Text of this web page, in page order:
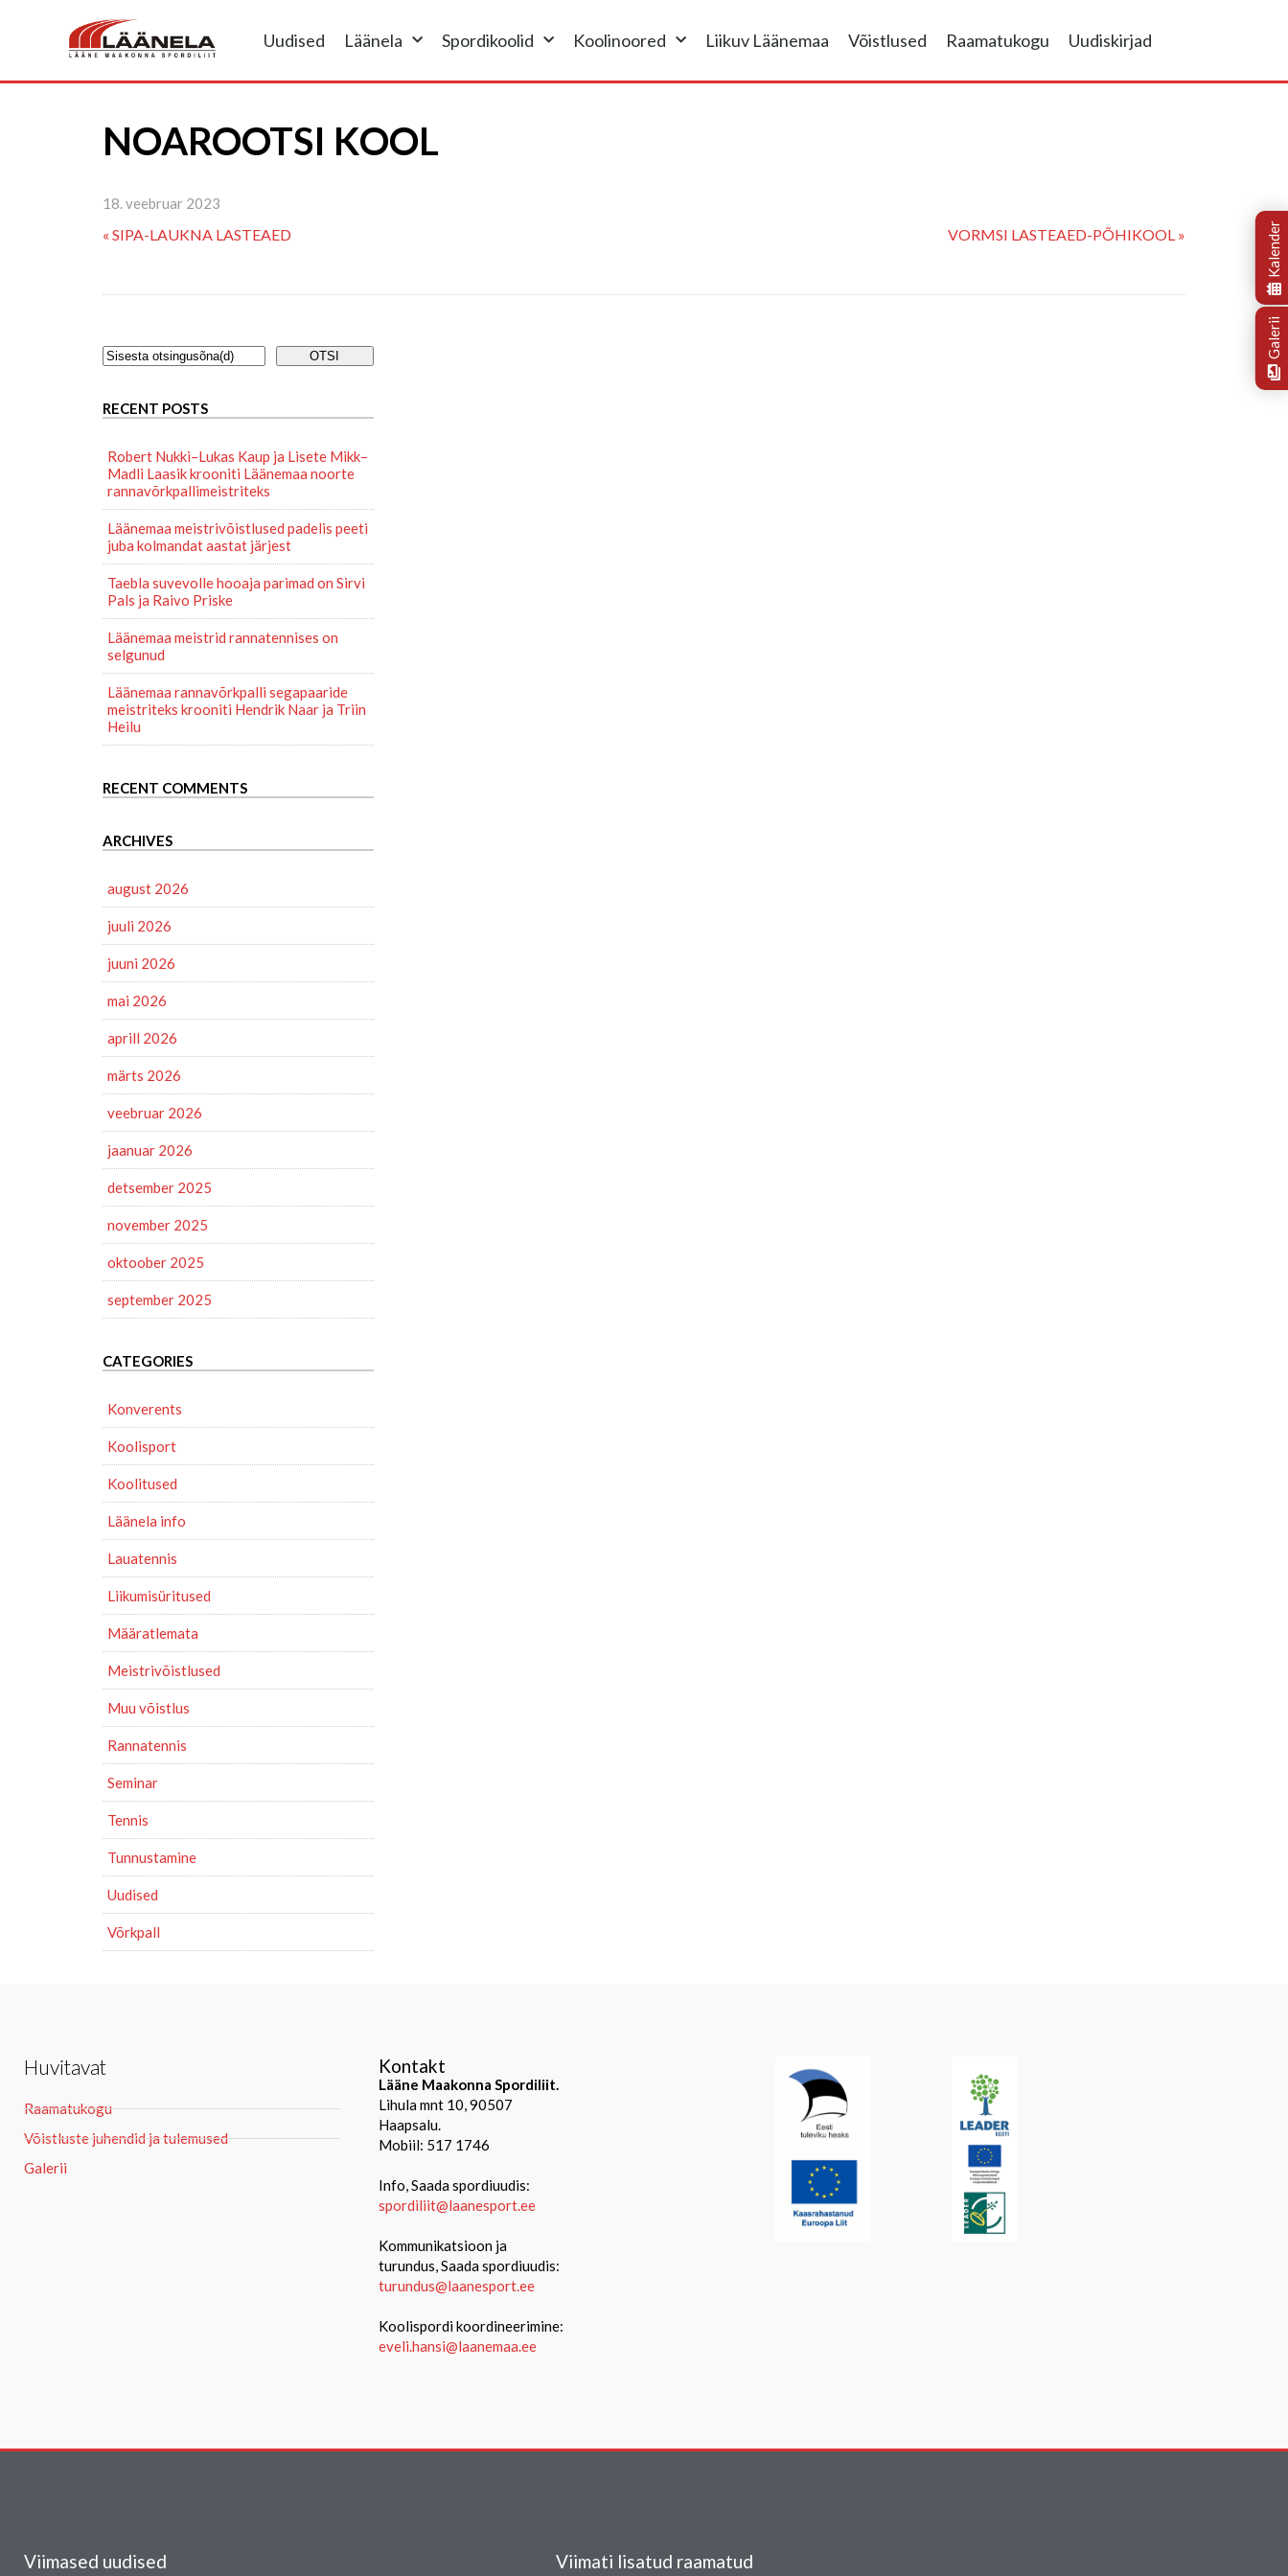
Kalender
Galerii
Uudised Läänela Spordikoolid Koolinoored Liikuv Läänemaa Võistlused Raamatukogu Uudiskirjad
NOAROOTSI KOOL
18. veebruar 2023
« SIPA-LAUKNA LASTEAED VORMSI LASTEAED-PÕHIKOOL »
RECENT POSTS
Robert Nukki–Lukas Kaup ja Lisete Mikk–
Madli Laasik krooniti Läänemaa noorte
rannavõrkpallimeistriteks
Läänemaa meistrivõistlused padelis peeti
juba kolmandat aastat järjest
Taebla suvevolle hooaja parimad on Sirvi
Pals ja Raivo Priske
Läänemaa meistrid rannatennises on
selgunud
Läänemaa rannavõrkpalli segapaaride
meistriteks krooniti Hendrik Naar ja Triin
Heilu
RECENT COMMENTS
ARCHIVES
august 2026
juuli 2026
juuni 2026
mai 2026
aprill 2026
märts 2026
veebruar 2026
jaanuar 2026
detsember 2025
november 2025
oktoober 2025
september 2025
CATEGORIES
Konverents
Koolisport
Koolitused
Läänela info
Lauatennis
Liikumisüritused
Määratlemata
Meistrivõistlused
Muu võistlus
Rannatennis
Seminar
Tennis
Tunnustamine
Uudised
Võrkpall
Huvitavat
Raamatukogu
Võistluste juhendid ja tulemused
Galerii
Kontakt
Lääne Maakonna Spordiliit.
Lihula mnt 10, 90507
Haapsalu.
Mobiil: 517 1746
Info, Saada spordiuudis:
spordiliit@laanesport.ee
Kommunikatsioon ja
turundus, Saada spordiuudis:
turundus@laanesport.ee
Koolispordi koordineerimine:
eveli.hansi@laanemaa.ee
Viimased uudised Viimati lisatud raamatud